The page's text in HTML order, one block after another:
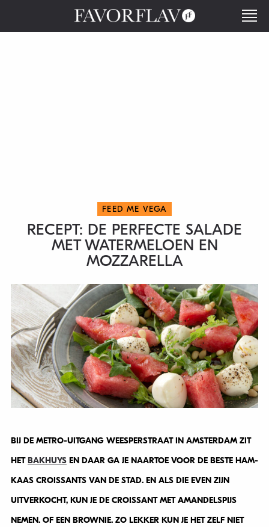
FEED ME VEGA
RECEPT: DE PERFECTE SALADE
MET WATERMELOEN EN
MOZZARELLA
BIJ DE METRO-UITGANG WEESPERSTRAAT IN AMSTERDAM ZIT
HETBAKHUYSEN DAAR GA JE NAARTOE VOOR DE BESTE HAM-
KAAS CROISSANTS VAN DE STAD. EN ALS DIE EVEN ZIJN
UITVERKOCHT, KUN JE DE CROISSANT MET AMANDELSPIJS
NEMEN. OF EEN BROWNIE. ZO LEKKER KUN JE HET ZELF NIET